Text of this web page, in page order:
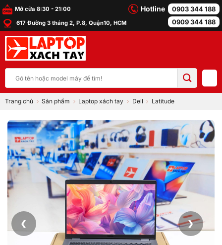
Bỏ
qua
nội
dung
Mở cửa 8:30 - 21:00
617 Đường 3 tháng 2, P.8, Quận10, HCM
Hotline
0903 344 188
0909 344 188
kiếm:
Trang chủ Sản phẩm Laptop xách tay Dell Latitude
❮ ❯